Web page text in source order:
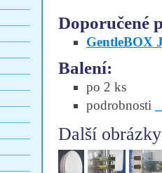
Doporučené
GentleBOX
Balení:
po 2 ks
podrobnosti
Další